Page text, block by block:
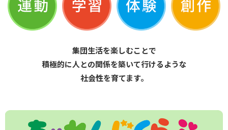
集団生活を楽しむことで
積極的に人との関係を築いて行けるような
社会性を育てます。